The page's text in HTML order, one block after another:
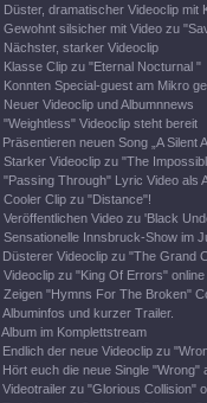
Düster, dramatischer Videoclip mit
Gewohnt silsicher mit Video zu
Nächster, starker Videoclip
Klasse Clip zu "Eternal Nocturnal "
Konnten Special-guest am Mikro
Neuer Videoclip und Albumnnews
"Weightless" Videoclip steht bereit
Präsentieren neuen Song „A Silent
Starker Videoclip zu "The
"Passing Through" Lyric Video als
Cooler Clip zu "Distance"!
Veröffentlichen Video zu 'Black
Sensationelle Innsbruck-Show im
Düsterer Videoclip zu "The Grand
Videoclip zu "King Of Errors" online
Zeigen "Hymns For The Broken"
Albuminfos und kurzer Trailer.
Album im Komplettstream
Endlich der neue Videoclip zu
Hört euch die neue Single "Wrong"
Videotrailer zu "Glorious Collision"